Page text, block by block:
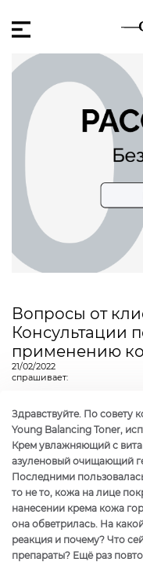
Вопросы от
Консультации
применению
21/02/2022
спрашивает:
Здравствуйте. По совету
Young Balancing Toner,
Крем увлажняющий с
азуленовый очищающий
Последними
то не то, кожа на лице
нанесении крема кожа
она обветрилась. На
реакция и почему? Что
препараты? Ещё раз